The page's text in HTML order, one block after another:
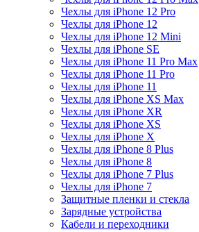
Чехлы для iPhone 12 Pro
Чехлы для iPhone 12
Чехлы для iPhone 12 Mini
Чехлы для iPhone SE
Чехлы для iPhone 11 Pro Max
Чехлы для iPhone 11 Pro
Чехлы для iPhone 11
Чехлы для iPhone XS Max
Чехлы для iPhone XR
Чехлы для iPhone XS
Чехлы для iPhone X
Чехлы для iPhone 8 Plus
Чехлы для iPhone 8
Чехлы для iPhone 7 Plus
Чехлы для iPhone 7
Защитные пленки и стекла
Зарядные устройства
Кабели и переходники